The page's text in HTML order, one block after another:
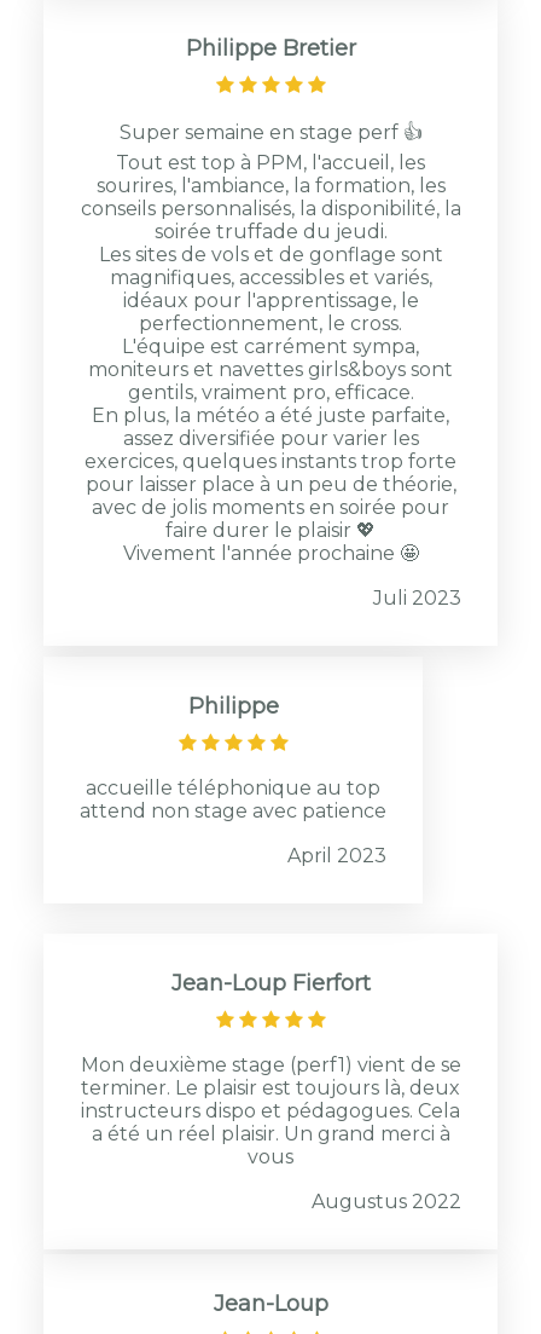
Philippe Bretier
Super semaine en stage perf 👍
Tout est top à PPM, l'accueil, les
sourires, l'ambiance, la formation, les
conseils personnalisés, la disponibilité, la
soirée truffade du jeudi.
Les sites de vols et de gonflage sont
magnifiques, accessibles et variés,
idéaux pour l'apprentissage, le
perfectionnement, le cross.
L'équipe est carrément sympa,
moniteurs et navettes girls&boys sont
gentils, vraiment pro, efficace.
En plus, la météo a été juste parfaite,
assez diversifiée pour varier les
exercices, quelques instants trop forte
pour laisser place à un peu de théorie,
avec de jolis moments en soirée pour
faire durer le plaisir 💖
Vivement l'année prochaine 🤩
Juli 2023
Philippe
accueille téléphonique au top
attend non stage avec patience
April 2023
Jean-Loup Fierfort
Mon deuxième stage (perf1) vient de se
terminer. Le plaisir est toujours là, deux
instructeurs dispo et pédagogues. Cela
a été un réel plaisir. Un grand merci à
vous
Augustus 2022
Jean-Loup